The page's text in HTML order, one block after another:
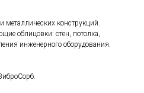
конструкций.
облицовки: стен, потолка,
инженерного оборудования.